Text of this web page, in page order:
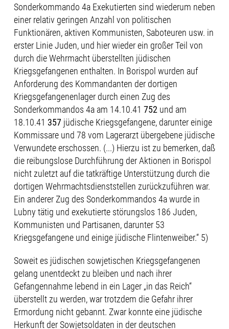
Sonderkommando 4a Exekutierten sind wieder­um neben
einer relativ geringen Anzahl von politischen
Funktionären, aktiven Kom­munisten, Saboteuren usw. in
erster Linie Juden, und hier wieder ein großer Teil von
durch die Wehrmacht überstellten jüdischen
Kriegsgefangenen enthalten. In Borispol wurden auf
Anforderung des Kommandanten der dortigen
Kriegsgefangenenlager durch einen Zug des
Sonderkommandos 4a am 14.10.41 752 und am
18.10.41 357 jüdische Kriegsgefangene, darunter einige
Kommissare und 78 vom Lagerarzt über­gebene jüdische
Verwundete erschossen. (...) Hierzu ist zu bemerken, daß
die reibungs­lose Durchführung der Aktionen in Borispol
nicht zuletzt auf die tatkräftige Unter­stützung durch die
dortigen Wehrmachtsdienststellen zurückzuführen war.
Ein anderer Zug des Sonderkommandos 4a wurde in
Lubny tätig und exekutierte störungslos 186 Juden,
Kommunisten und Partisanen, darunter 53
Kriegsgefangene und einige jüdische Flintenweiber.“ 5)
Soweit es jüdischen sowjetischen Kriegsgefangenen
gelang unentdeckt zu bleiben und nach ihrer
Gefangennahme lebend in ein Lager „in das Reich“
überstellt zu werden, war trotzdem die Gefahr ihrer
Ermordung nicht gebannt. Zwar konnte eine jüdische
Herkunft der Sowjetsoldaten in der deutschen